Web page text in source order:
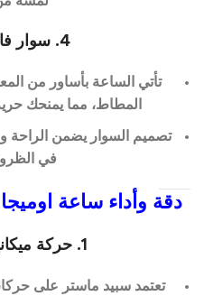
4. سوار فاخر ومريح
تأتي الساعة بأساور من
المطاط، مما يمنحك
تصميم السوار يضمن الراحة
في
دقة وأداء ساعة
1. حركة ميكانيكية متطورة